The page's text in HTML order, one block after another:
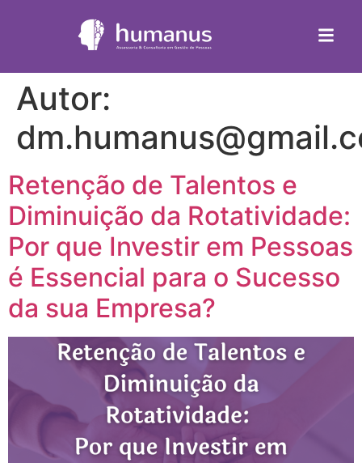
Autor:
Retenção de Talentos e
Diminuição da Rotatividade:
Por que Investir em Pessoas
é Essencial para o Sucesso
da sua Empresa?